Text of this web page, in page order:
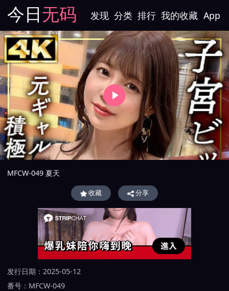
今日无码 发现 分类 排行 我的收藏 App
MFCW-049 夏天
收藏 分享
发行日期：2025-05-12
番号：MFCW-049